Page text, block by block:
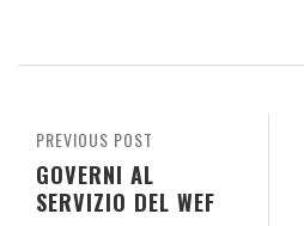
PREVIOUS POST
GOVERNI AL
SERVIZIO DEL WEF